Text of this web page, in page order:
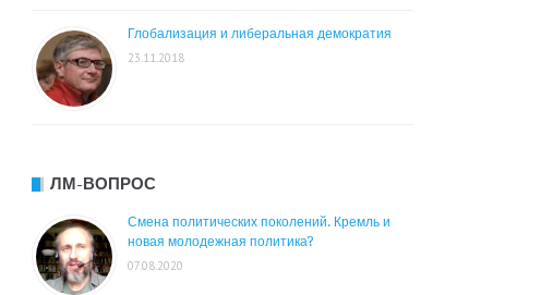
Глобализация и либеральная демократия
23.11.2018
ЛМ-ВОПРОС
Смена политических поколений. Кремль и
новая молодежная политика?
07.08.2020